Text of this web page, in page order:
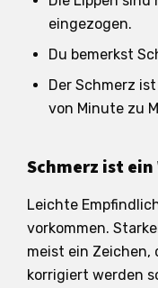
eingezogen.
Du bemerkst
Der Schmerz
von Minute zu
Schmerz ist
Leichte
vorkommen.
meist ein Zeichen,
korrigiert werden